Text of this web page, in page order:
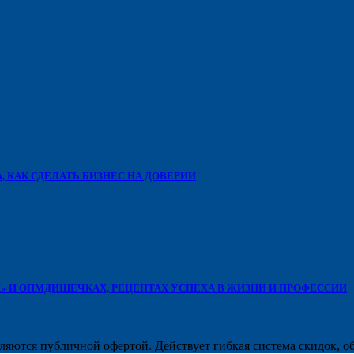
КАК СДЕЛАТЬ БИЗНЕС НА ДОВЕРИИ
И ОПМДИШЕЧКАХ, РЕЦЕПТАХ УСПЕХА В ЖИЗНИ И ПРОФЕССИИ
публичной офертой. Действует гибкая система скидок,